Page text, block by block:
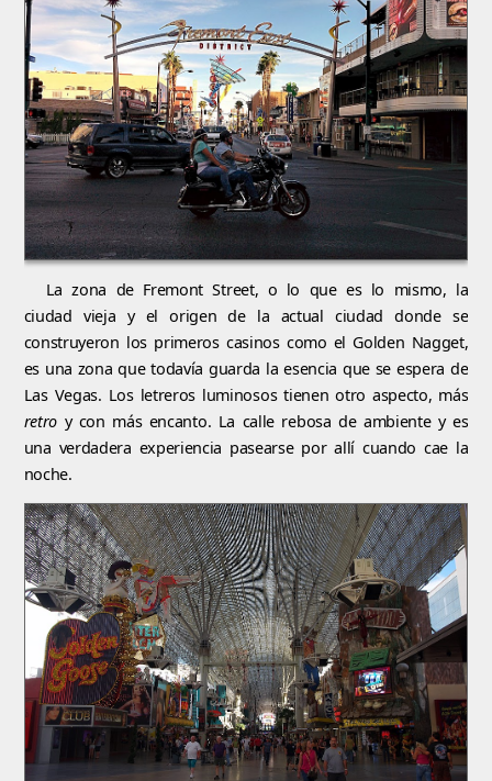
La zona de Fremont Street, o lo que es lo mismo, la
ciudad vieja y el origen de la actual ciudad donde se
construyeron los primeros casinos como el Golden Nagget,
es una zona que todavía guarda la esencia que se espera de
Las Vegas. Los letreros luminosos tienen otro aspecto, más
retro y con más encanto. La calle rebosa de ambiente y es
una verdadera experiencia pasearse por allí cuando cae la
noche.